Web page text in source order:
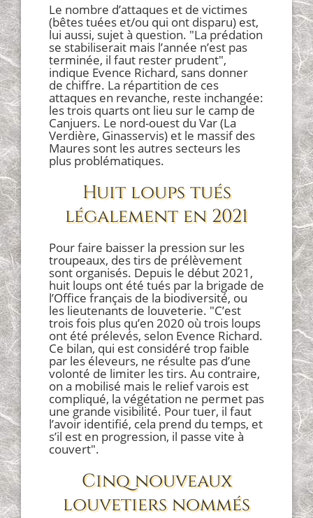
Le nombre d’attaques et de victimes
(bêtes tuées et/ou qui ont disparu) est,
lui aussi, sujet à question. "La prédation
se stabiliserait mais l’année n’est pas
terminée, il faut rester prudent",
indique Evence Richard, sans donner
de chiffre. La répartition de ces
attaques en revanche, reste inchangée:
les trois quarts ont lieu sur le camp de
Canjuers. Le nord-ouest du Var (La
Verdière, Ginasservis) et le massif des
Maures sont les autres secteurs les
plus problématiques.
Huit loups tués
légalement en 2021
Pour faire baisser la pression sur les
troupeaux, des tirs de prélèvement
sont organisés. Depuis le début 2021,
huit loups ont été tués par la brigade de
l’Office français de la biodiversité, ou
les lieutenants de louveterie. "C’est
trois fois plus qu’en 2020 où trois loups
ont été prélevés, selon Evence Richard.
Ce bilan, qui est considéré trop faible
par les éleveurs, ne résulte pas d’une
volonté de limiter les tirs. Au contraire,
on a mobilisé mais le relief varois est
compliqué, la végétation ne permet pas
une grande visibilité. Pour tuer, il faut
l’avoir identifié, cela prend du temps, et
s’il est en progression, il passe vite à
couvert".
Cinq nouveaux
louvetiers nommés